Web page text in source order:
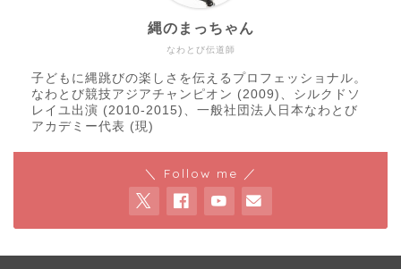
なわとび伝道師
縄のまっちゃん
子どもに縄跳びの楽しさを伝えるプロフェッショナル。
なわとび競技アジアチャンピオン (2009)、シルクドソ
レイユ出演 (2010-2015)、一般社団法人日本なわとび
アカデミー代表 (現)
＼ Follow me ／